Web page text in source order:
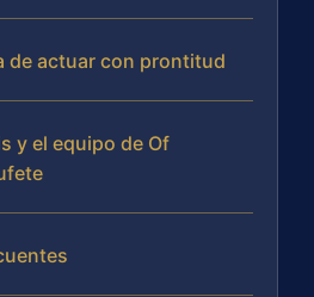
de actuar con prontitud
y el equipo de Of